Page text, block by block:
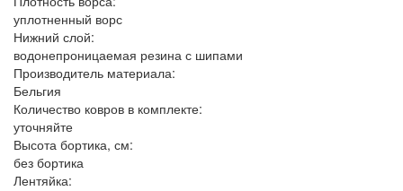
уплотненный ворс
Нижний слой:
водонепроницаемая резина с шипами
Производитель материала:
Бельгия
Количество ковров в комплекте:
уточняйте
Высота бортика, см:
без бортика
Лентяйка: